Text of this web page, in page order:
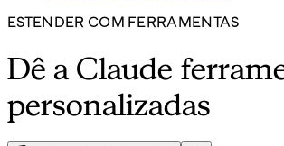
ESTENDER COM FERRAMENTAS
Dê a Claude
personalizadas